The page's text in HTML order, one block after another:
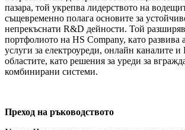
пазара, той укрепва лидерството на
същевременно полага основите за
непрекъснати R&D дейности. Той
портфолиото на HS Company, като развива
услуги за електроуреди, онлайн каналите и
областите, като решения за уреди за
комбинирани системи.
Преход на ръководството